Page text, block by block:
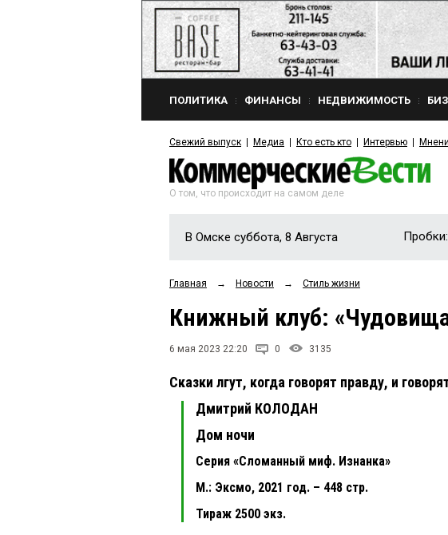
ПОЛИТИКА ФИНАНСЫ НЕДВИЖИМОСТЬ
Свежий выпуск Медиа Кто есть кто Интервью
О том, что происходит на самом деле
В Омске суббота, 8 Августа Пробки:
Главная → Новости → Стиль жизни
Книжный клуб:
6 мая 2023 22:20 0 3135
Сказки лгут, когда говорят правду, и
Дмитрий КОЛОДАН
Дом ночи
Серия «Сломанный миф. Изнанка»
М.: Эксмо, 2021 год. – 448 стр.
Тираж 2500 экз.